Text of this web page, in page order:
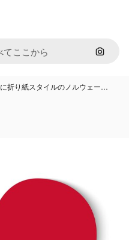
画像で
折り紙スタイルのノルウェー…